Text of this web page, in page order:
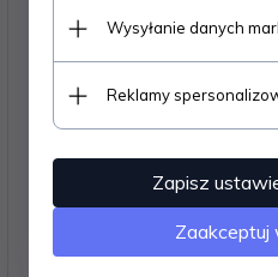
Wysyłanie danych
Reklamy
Zapisz